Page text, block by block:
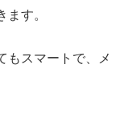
す。
もスマートで、メ